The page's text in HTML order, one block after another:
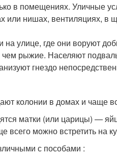
в помещениях. Уличные
или нишах, вентиляциях, в
улице, где они воруют
рыжие. Населяют
гнездо
колонии в домах и чаще
матки (или царицы) —
всего можно встретить на
с пособами :